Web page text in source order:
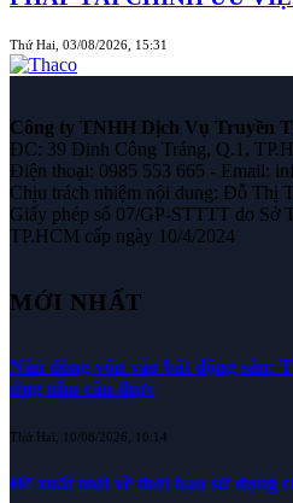
Thứ Hai, 03/08/2026, 15:31
Công ty TNHH Dịch Vụ Truyền
ĐC: 39 Đinh Công Tráng, Q.1,
Điện thoại: 0985 553 665 - Email:
Chịu trách nhiệm nội dung: Đỗ Thị
Giấy phép số 07/GP-STTTT do Sở
TP.HCM cấp ngày 10/4/2024
MỚI NHẤT
Nắn dòng vốn vào bất động sản:
ứng nhu cầu thực
Thứ Hai, 10/08/2026, 10:14
Đề xuất mới về thời hạn sử dụng